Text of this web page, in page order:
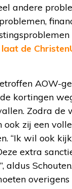
andere
laat de
AOW-
kortingen
Zodra de
ook zij een
“Ik wil ook
extra
aldus